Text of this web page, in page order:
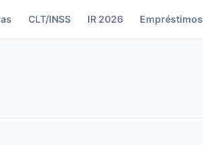
CLT/INSS IR 2026 Empréstimos